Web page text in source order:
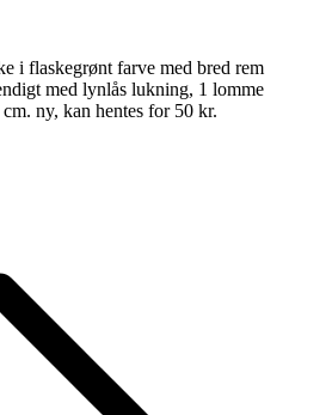
i flaskegrønt farve med bred rem
med lynlås lukning, 1 lomme
ny, kan hentes for 50 kr.